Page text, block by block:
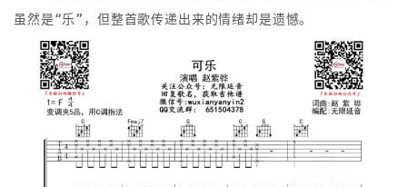
虽然是“乐”，但整首歌传递出来的情绪却是遗憾。